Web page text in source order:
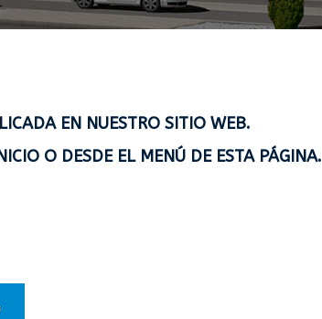
EN NUESTRO SITIO WEB.
O DESDE EL MENÚ DE ESTA PÁGINA.